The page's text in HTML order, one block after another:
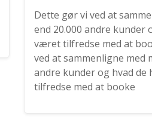
Dette gør vi ved at
end 20.000 andre kunder
været tilfredse med at
ved at sammenligne med
andre kunder og hvad
tilfredse med at booke